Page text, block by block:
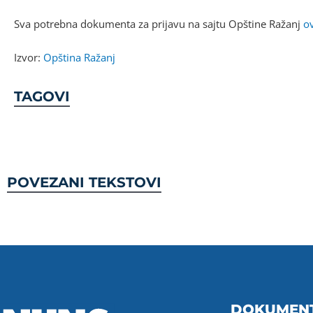
Sva potrebna dokumenta za prijavu na sajtu Opštine Ražanj
Izvor: Opština Ražanj
TAGOVI
POVEZANI TEKSTOVI